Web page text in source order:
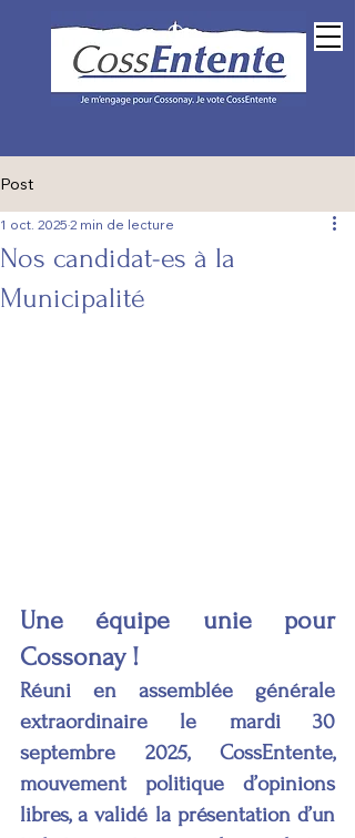
Espace membres
Post
Nos candidat-es à la
Municipalité
1 oct. 2025 2 min de lecture
Une équipe unie pour
Cossonay !
Réuni en assemblée générale
extraordinaire le mardi 30
septembre 2025, CossEntente,
mouvement politique d’opinions
libres, a validé la présentation d’un